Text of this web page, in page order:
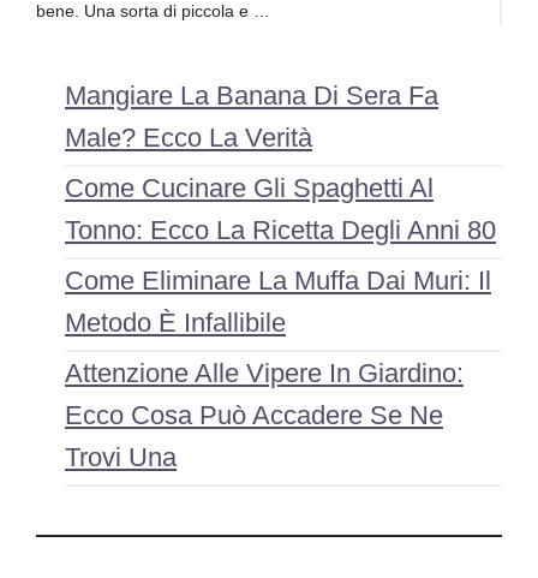
bene. Una sorta di piccola e …
Mangiare La Banana Di Sera Fa
Male? Ecco La Verità
Come Cucinare Gli Spaghetti Al
Tonno: Ecco La Ricetta Degli Anni 80
Come Eliminare La Muffa Dai Muri: Il
Metodo È Infallibile
Attenzione Alle Vipere In Giardino:
Ecco Cosa Può Accadere Se Ne
Trovi Una